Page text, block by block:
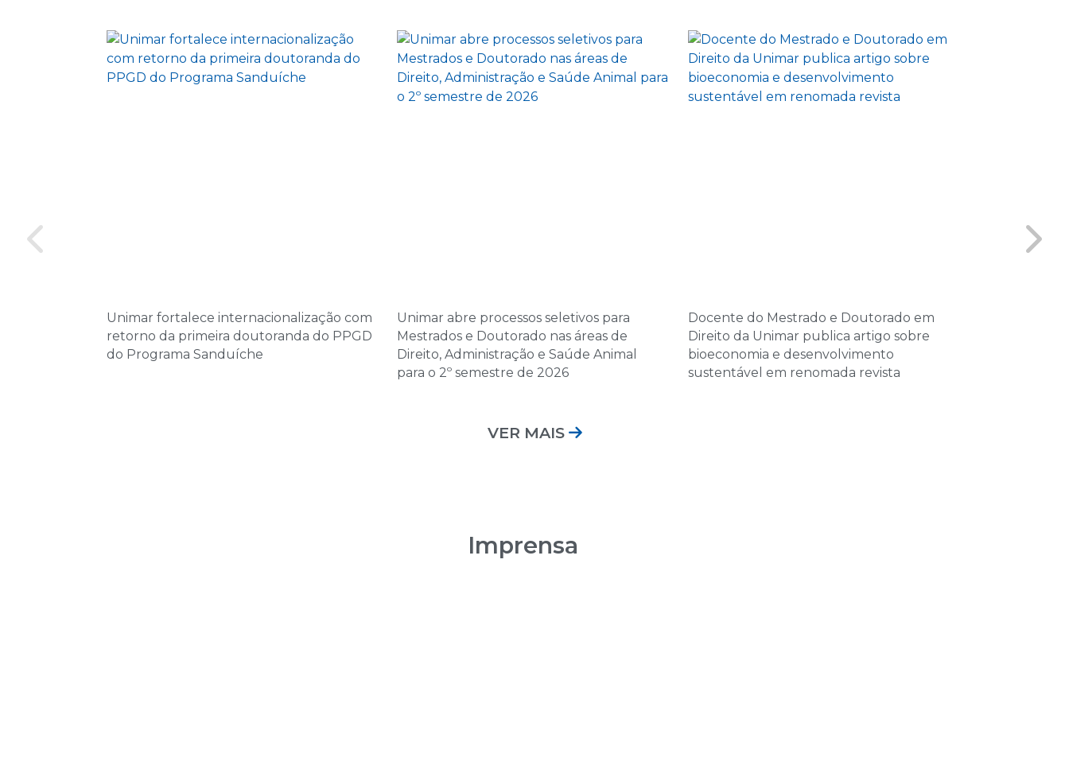
5 de novembro de 2026
14:00 | Encontro Aulas
08:00 | Encontro Aulas
12 de dezembro de 2026
08:00 | Encontro Aulas
Unimar fortalece internacionalização com
retorno da primeira doutoranda do PPGD
do Programa Sanduíche
Unimar abre processos seletivos para
Mestrados e Doutorado nas áreas de
Direito, Administração e Saúde Animal
para o 2º semestre de 2026
Docente do Mestrado e Doutorado em
Direito da Unimar publica artigo sobre
bioeconomia e desenvolvimento
sustentável em renomada revista
VER MAIS
Imprensa